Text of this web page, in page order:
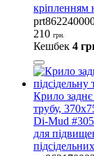
210 грн.
Кешбек 4
Крило
трубу,
Di-Mud
для